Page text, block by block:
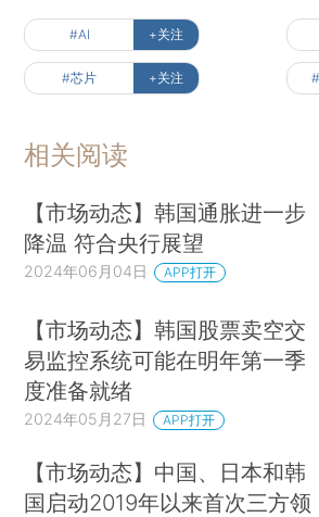
#AI +关注
#芯片 +关注
相关阅读
【市场动态】韩国通胀进一步
降温 符合央行展望
2024年06月04日 APP打开
【市场动态】韩国股票卖空交
易监控系统可能在明年第一季
度准备就绪
2024年05月27日 APP打开
【市场动态】中国、日本和韩
国启动2019年以来首次三方领